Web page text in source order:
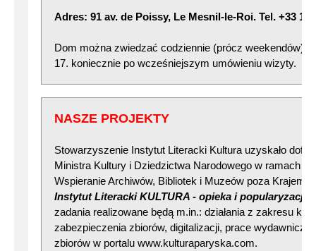
Adres: 91 av. de Poissy, Le Mesnil-le-Roi. Tel. +33 1
Dom można zwiedzać codziennie (prócz weekendów)
17. koniecznie po wcześniejszym umówieniu wizyty.
NASZE PROJEKTY
Stowarzyszenie Instytut Literacki Kultura uzyskało
Ministra Kultury i Dziedzictwa Narodowego w ramach
Wspieranie Archiwów, Bibliotek i Muzeów poza Krajem
Instytut Literacki KULTURA - opieka i popularyzacja
zadania realizowane będą m.in.: działania z zakresu
zabezpieczenia zbiorów, digitalizacji, prace wydawnicze
zbiorów w portalu www.kulturaparyska.com.